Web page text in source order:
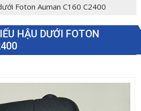
Foton Auman C160 C2400
HẬU DƯỚI FOTON